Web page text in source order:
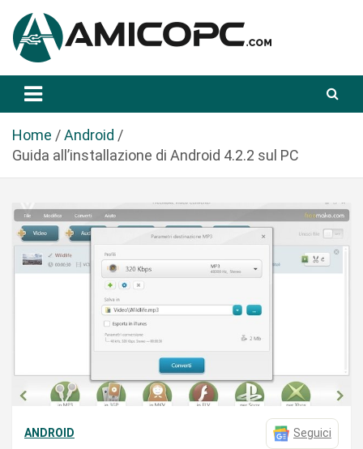
a
Amicopc.com
Home
Android
Guida all’installazione di Android 4.2.2 sul PC
ANDROID Seguici